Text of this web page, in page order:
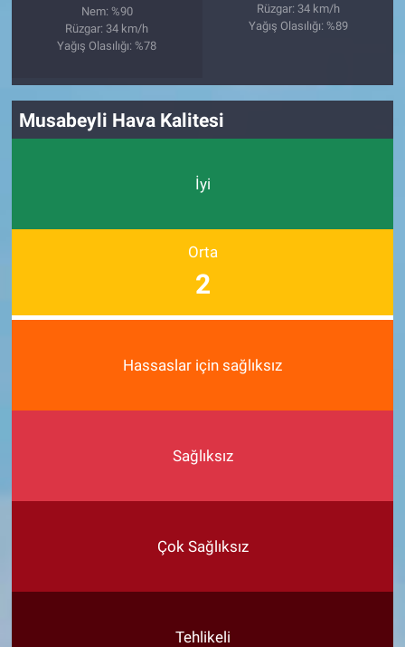
Nem: %90
Rüzgar: 34 km/h
Yağış Olasılığı: %78
Rüzgar: 34 km/h
Yağış Olasılığı: %89
Musabeyli Hava Kalitesi
İyi
Orta
2
Hassaslar için sağlıksız
Sağlıksız
Çok Sağlıksız
Tehlikeli